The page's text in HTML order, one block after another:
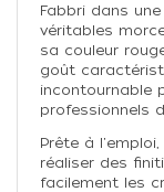
Fabbri dans
véritables
sa couleur
goût
incontournable
professionnels
Prête à
réaliser des
facilement les